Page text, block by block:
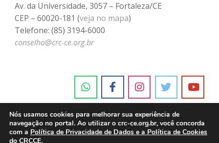
Av. da Universidade, 3057 – Fortaleza/CE
CEP – 60020-181 (veja no mapa)
Telefone: (85) 3194-6000
conselho@crc-ce.org.br
Nós usamos cookies para melhorar sua experiência de
navegação no portal. Ao utilizar o crc-ce.org.br, você concorda
com a Política de Privacidade de Dados e a Política de Cookies
do CRCCE.